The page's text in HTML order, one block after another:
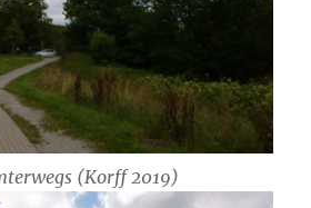
(Korff 2019)